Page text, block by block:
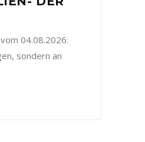
04.08.2026:
sondern an